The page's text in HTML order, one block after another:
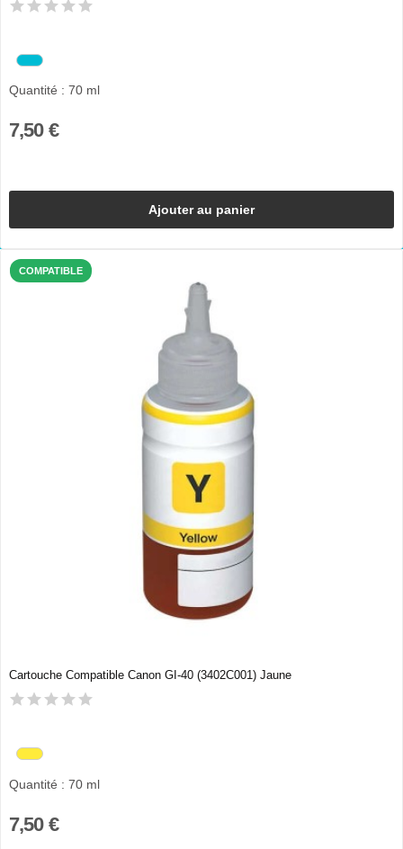
Quantité : 70 ml
7,50 €
Ajouter au panier
COMPATIBLE
Cartouche Compatible Canon GI-40 (3402C001) Jaune
Quantité : 70 ml
7,50 €